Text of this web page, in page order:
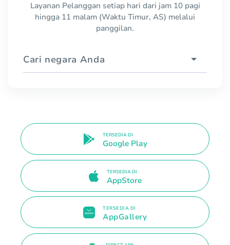
Layanan Pelanggan setiap hari dari jam 10 pagi
hingga 11 malam (Waktu Timur, AS) melalui
panggilan.
Cari negara Anda
TERSEDIA DI
Google Play
TERSEDIA DI
AppStore
TERSEDIA DI
AppGallery